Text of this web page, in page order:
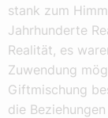
stank zum
Jahrhunderte
Realität, es
Zuwendung
Giftmischung
die